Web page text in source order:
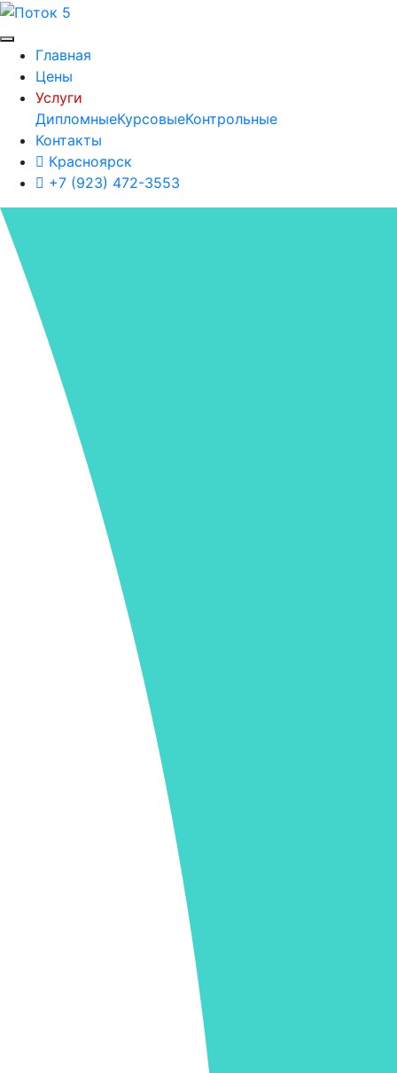
Главная
Цены
Услуги
ДипломныеКурсовыеКонтрольные
Контакты
Красноярск
+7 (923) 472-3553